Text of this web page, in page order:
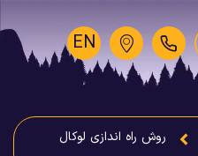
EN
روش راه اندازی لوکال